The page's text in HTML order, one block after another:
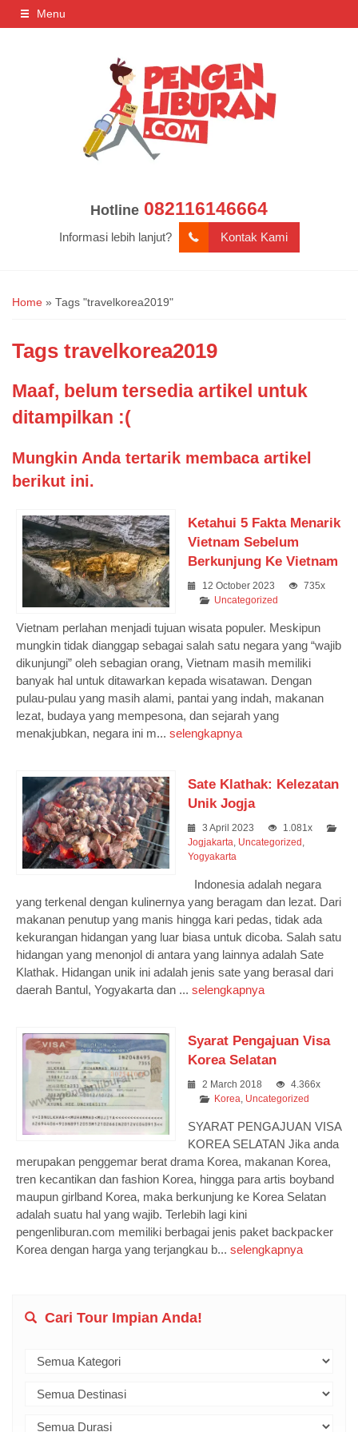
Menu
Hotline 082116146664
Informasi lebih lanjut? Kontak Kami
Home » Tags "travelkorea2019"
Tags travelkorea2019
Maaf, belum tersedia artikel untuk
ditampilkan :(
Mungkin Anda tertarik membaca artikel
berikut ini.
Ketahui 5 Fakta Menarik
Vietnam Sebelum
Berkunjung Ke Vietnam
12 October 2023
735x
Uncategorized
Vietnam perlahan menjadi tujuan wisata populer. Meskipun
mungkin tidak dianggap sebagai salah satu negara yang “wajib
dikunjungi” oleh sebagian orang, Vietnam masih memiliki
banyak hal untuk ditawarkan kepada wisatawan. Dengan
pulau-pulau yang masih alami, pantai yang indah, makanan
lezat, budaya yang mempesona, dan sejarah yang
menakjubkan, negara ini m... selengkapnya
Sate Klathak: Kelezatan
Unik Jogja
3 April 2023
1.081x
Jogjakarta Uncategorized
Yogyakarta
Indonesia adalah negara
yang terkenal dengan kulinernya yang beragam dan lezat. Dari
makanan penutup yang manis hingga kari pedas, tidak ada
kekurangan hidangan yang luar biasa untuk dicoba. Salah satu
hidangan yang menonjol di antara yang lainnya adalah Sate
Klathak. Hidangan unik ini adalah jenis sate yang berasal dari
daerah Bantul, Yogyakarta dan ... selengkapnya
Syarat Pengajuan Visa
Korea Selatan
2 March 2018
4.366x
Korea Uncategorized
SYARAT PENGAJUAN VISA
KOREA SELATAN Jika anda
merupakan penggemar berat drama Korea, makanan Korea,
tren kecantikan dan fashion Korea, hingga para artis boyband
maupun girlband Korea, maka berkunjung ke Korea Selatan
adalah suatu hal yang wajib. Terlebih lagi kini
pengenliburan.com memiliki berbagai jenis paket backpacker
Korea dengan harga yang terjangkau b... selengkapnya
Cari Tour Impian Anda!